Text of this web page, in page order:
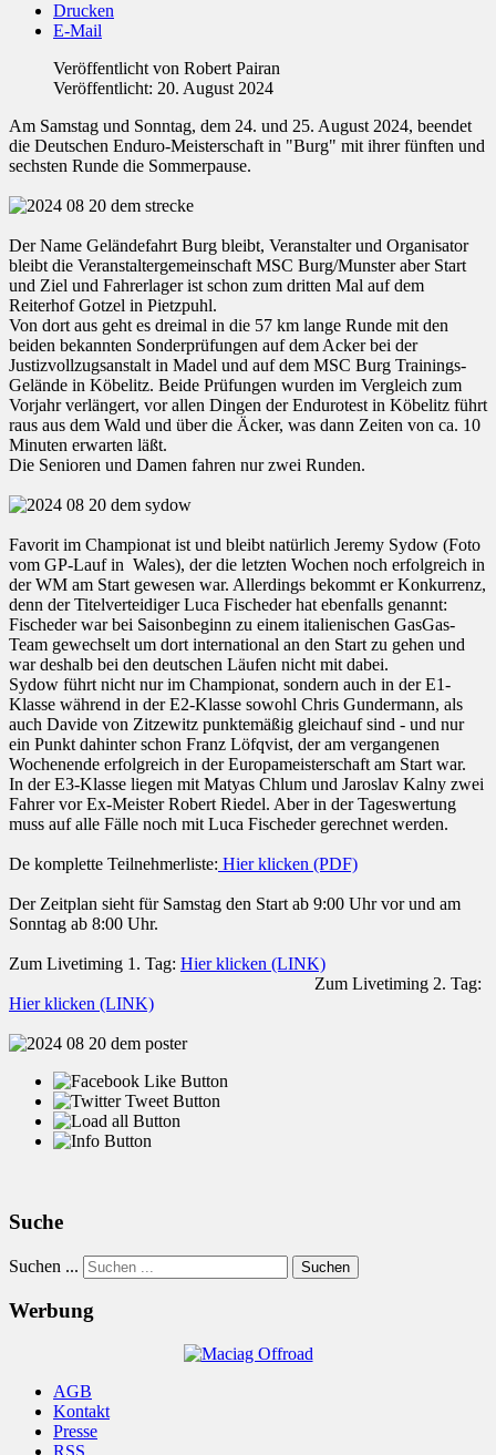
Drucken
E-Mail
Veröffentlicht von Robert Pairan
Veröffentlicht: 20. August 2024
Am Samstag und Sonntag, dem 24. und 25. August 2024, beendet
die Deutschen Enduro-Meisterschaft in "Burg" mit ihrer fünften und
sechsten Runde die Sommerpause.
Der Name Geländefahrt Burg bleibt, Veranstalter und Organisator
bleibt die Veranstaltergemeinschaft MSC Burg/Munster aber Start
und Ziel und Fahrerlager ist schon zum dritten Mal auf dem
Reiterhof Gotzel in Pietzpuhl.
Von dort aus geht es dreimal in die 57 km lange Runde mit den
beiden bekannten Sonderprüfungen auf dem Acker bei der
Justizvollzugsanstalt in Madel und auf dem MSC Burg Trainings-
Gelände in Köbelitz. Beide Prüfungen wurden im Vergleich zum
Vorjahr verlängert, vor allen Dingen der Endurotest in Köbelitz führt
raus aus dem Wald und über die Äcker, was dann Zeiten von ca. 10
Minuten erwarten läßt.
Die Senioren und Damen fahren nur zwei Runden.
Favorit im Championat ist und bleibt natürlich Jeremy Sydow (Foto
vom GP-Lauf in Wales), der die letzten Wochen noch erfolgreich in
der WM am Start gewesen war. Allerdings bekommt er Konkurrenz,
denn der Titelverteidiger Luca Fischeder hat ebenfalls genannt:
Fischeder war bei Saisonbeginn zu einem italienischen GasGas-
Team gewechselt um dort international an den Start zu gehen und
war deshalb bei den deutschen Läufen nicht mit dabei.
Sydow führt nicht nur im Championat, sondern auch in der E1-
Klasse während in der E2-Klasse sowohl Chris Gundermann, als
auch Davide von Zitzewitz punktemäßig gleichauf sind - und nur
ein Punkt dahinter schon Franz Löfqvist, der am vergangenen
Wochenende erfolgreich in der Europameisterschaft am Start war.
In der E3-Klasse liegen mit Matyas Chlum und Jaroslav Kalny zwei
Fahrer vor Ex-Meister Robert Riedel. Aber in der Tageswertung
muss auf alle Fälle noch mit Luca Fischeder gerechnet werden.
De komplette Teilnehmerliste: Hier klicken (PDF)
Der Zeitplan sieht für Samstag den Start ab 9:00 Uhr vor und am
Sonntag ab 8:00 Uhr.
Zum Livetiming 1. Tag: Hier klicken (LINK)
Zum Livetiming 2. Tag:
Hier klicken (LINK)
Suche
Suchen ... Suchen
Werbung
AGB
Kontakt
Presse
RSS